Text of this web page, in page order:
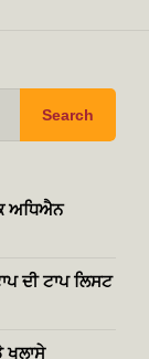
Search
ਅਧਿਐਨ
ਦੀ ਟਾਪ ਲਿਸਟ
ਖੁਲਾਸੇ